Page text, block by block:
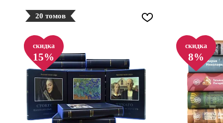
20 томов
скидка
15%
скидка
8%